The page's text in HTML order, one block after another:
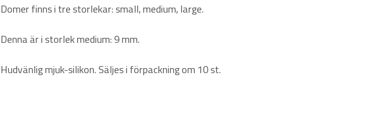
Domer finns i tre storlekar: small, medium, large.
Denna är i storlek medium: 9 mm.
Hudvänlig mjuk-silikon. Säljes i förpackning om 10 st.